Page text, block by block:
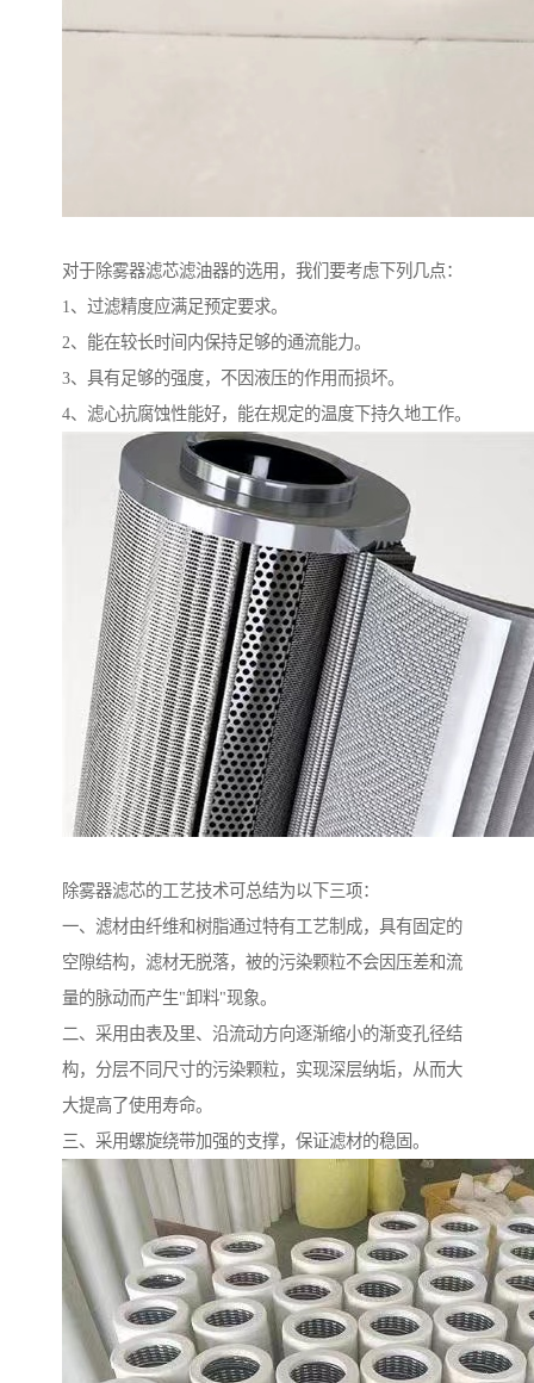
对于除雾器滤芯滤油器的选用，我们要考虑下列几点：
1、过滤精度应满足预定要求。
2、能在较长时间内保持足够的通流能力。
3、具有足够的强度，不因液压的作用而损坏。
4、滤心抗腐蚀性能好，能在规定的温度下持久地工作。
除雾器滤芯的工艺技术可总结为以下三项：
一、滤材由纤维和树脂通过特有工艺制成，具有固定的
空隙结构，滤材无脱落，被的污染颗粒不会因压差和流
量的脉动而产生"卸料"现象。
二、采用由表及里、沿流动方向逐渐缩小的渐变孔径结
构，分层不同尺寸的污染颗粒，实现深层纳垢，从而大
大提高了使用寿命。
三、采用螺旋绕带加强的支撑，保证滤材的稳固。